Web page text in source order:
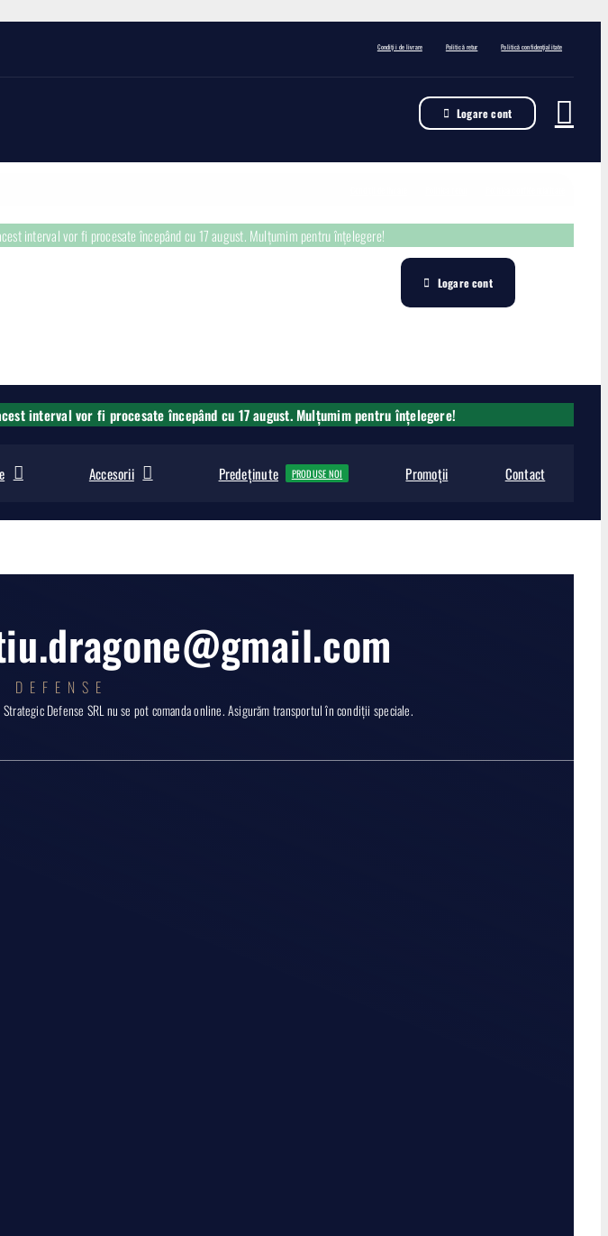
Condiții de livrare Politică retur Politică confidențialitate
Logare cont
interval vor fi procesate începând cu 17 august. Mulțumim pentru înțelegere!
Logare cont
interval vor fi procesate începând cu 17 august. Mulțumim pentru înțelegere!
Accesorii Predeținute PRODUSE NOI Promoții Contact
DEFENSE
Defense SRL nu se pot comanda online. Asigurăm transportul în condiții speciale.